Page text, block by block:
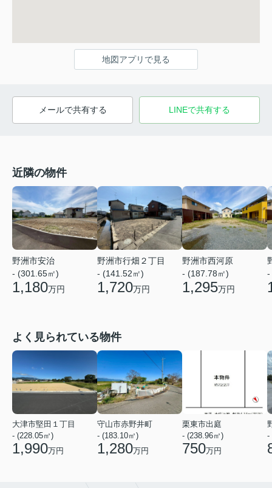
地図アプリで見る
メールで共有する LINEで共有する
近隣の物件
野洲市安治
- (301.65㎡)
1,180万円
野洲市行畑２丁目
- (141.52㎡)
1,720万円
野洲市西河原
- (187.78㎡)
1,295万円
-
よく見られている物件
大津市堅田１丁目
- (228.05㎡)
1,990万円
守山市赤野井町
- (183.10㎡)
1,280万円
栗東市出庭
- (238.96㎡)
750万円
-